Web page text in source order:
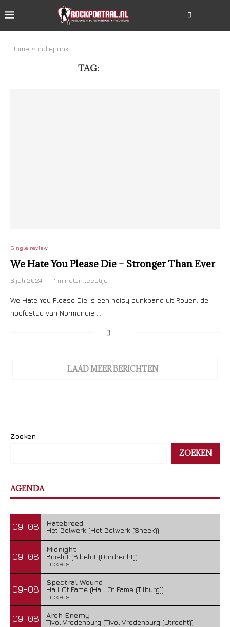
Home » indiepunk
TAG:
Single review
We Hate You Please Die – Stronger Than Ever
6 juli 2024 1 minuten leestijd
We Hate You Please Die is een noisy punkband uit Rouen, de
hoofdstad van Normandië …
LAAD MEER BERICHTEN
Zoeken
ZOEKEN
AGENDA
09-08
Hatebreed
Het Bolwerk (Het Bolwerk (Sneek))
09-08
Midnight
Bibelot (Bibelot (Dordrecht))
Tickets
09-08
Spectral Wound
Hall Of Fame (Hall Of Fame (Tilburg))
Tickets
09-08
Arch Enemy
TivoliVredenburg (TivoliVredenburg (Utrecht))